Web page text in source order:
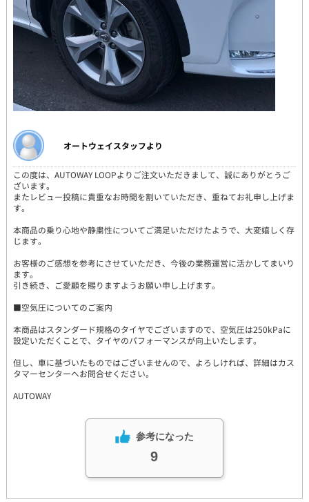
オートウェイスタッフより
この度は、AUTOWAY LOOPよりご注文いただきまして、誠にありがとうご
ざいます。
またレビュー投稿に貴重なお時間を割いていただき、重ねてお礼申し上げま
す。
本商品の乗り心地や静粛性についてご満足いただけたようで、大変嬉しく存
じます。
お客様のご感想を参考にさせていただき、今後の業務運営に活かしてまいり
ます。
引き続き、ご愛顧を賜りますようお願い申し上げます。
■空気圧についてのご案内
本商品はスタンダード規格のタイヤでございますので、空気圧は250kPaに
設定いただくことで、タイヤのパフォーマンスが向上いたします。
但し、車に基づいたものではございませんので、よろしければ、詳細はカス
タマーセンターへお問合せください。
AUTOWAY
参考になった
9